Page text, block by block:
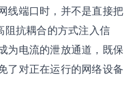
线端口时，并不是直接把
阻抗耦合的方式注入信
为电流的泄放通道，既保
了对正在运行的网络设备